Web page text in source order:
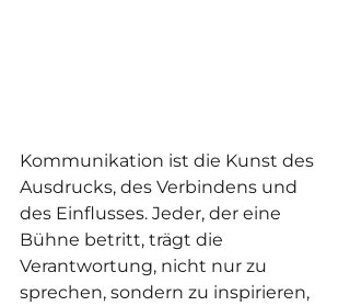
Kommunikation ist die Kunst des
Ausdrucks, des Verbindens und
des Einflusses. Jeder, der eine
Bühne betritt, trägt die
Verantwortung, nicht nur zu
sprechen, sondern zu inspirieren,